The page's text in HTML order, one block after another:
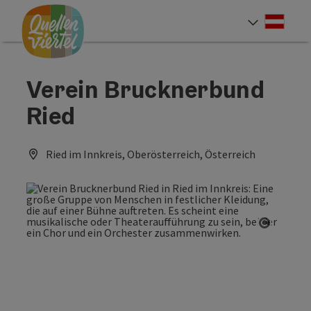
Zum Inhalt
Zur Navigation
Zum Seitenanfang
Verein Brucknerbund
Ried
Ried im Innkreis, Oberösterreich, Österreich